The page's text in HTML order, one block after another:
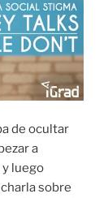
de ocultar
a
luego
sobre